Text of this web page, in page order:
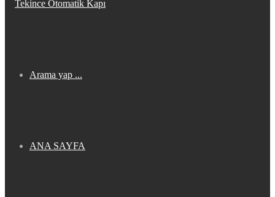
Arama yap ...
ANA SAYFA